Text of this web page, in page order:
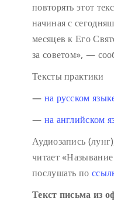
повторять этот
начиная с
месяцев к Его
за советом», —
Тексты практики
— на русском
— на английском
Аудиозапись
читает
послушать по
Текст письма из